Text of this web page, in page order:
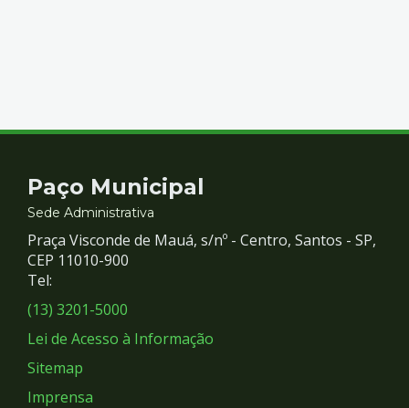
Contato
e
Redes
Sociais
Paço Municipal
Sede Administrativa
Praça Visconde de Mauá, s/nº - Centro, Santos - SP,
CEP 11010-900
Tel:
(13) 3201-5000
Lei de Acesso à Informação
Sitemap
Imprensa